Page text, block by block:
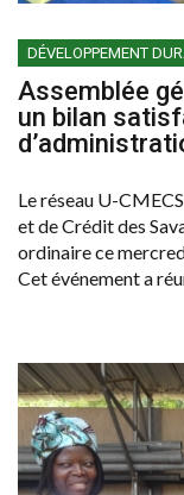
DÉVELOPPEMENT
Assemblée
un bilan
Le réseau U-
et de Crédit des
ordinaire ce
Cet événement a